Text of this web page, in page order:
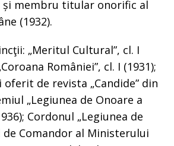
membru titular onorific al
(1932).
„Meritul Cultural”, cl. I
României”, cl. I (1931);
de revista „Candide” din
„Legiunea de Onoare a
Cordonul „Legiunea de
de Comandor al Ministerului